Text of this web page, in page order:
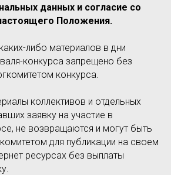
данных и согласие со
Положения.
либо материалов в дни
конкурса запрещено без
конкурса.
коллективов и отдельных
заявку на участие в
не возвращаются и могут быть
для публикации на своем
ресурсах без выплаты